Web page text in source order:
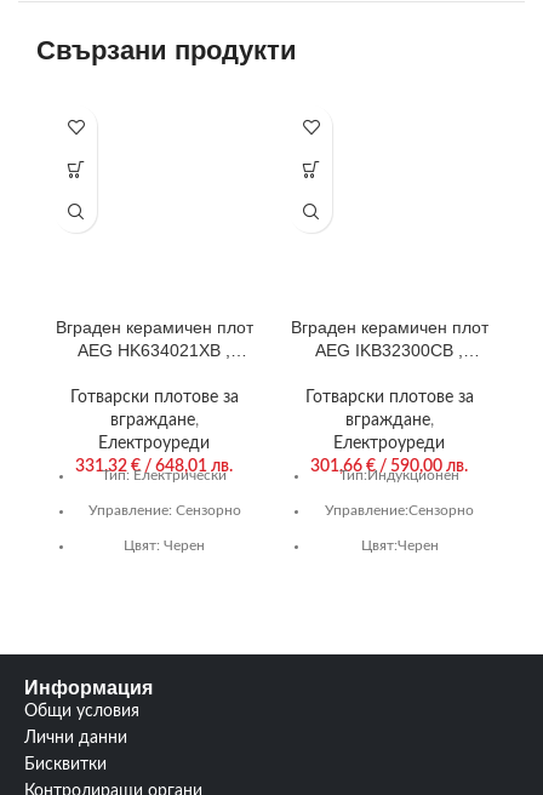
Свързани продукти
Вграден керамичен плот
AEG HK634021XB ,
Готварски плотове за
вграждане,
Електроуреди
331,32 €/ 648,01 лв.
Тип: Електрически
Управление: Сензорно
Цвят: Черен
HK634021XB_Info
Вграден керамичен плот
AEG IKB32300CB ,
Готварски плотове за
вграждане,
Електроуреди
301,66 €/ 590,00 лв.
Тип:Индукционен
Управление:Сензорно
Цвят:Черен
Информация
Общи условия
Лични данни
Бисквитки
Контролиращи органи